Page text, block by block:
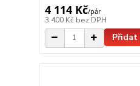
4 114 Kč/pár
3 400 Kč bez DPH
Přidat